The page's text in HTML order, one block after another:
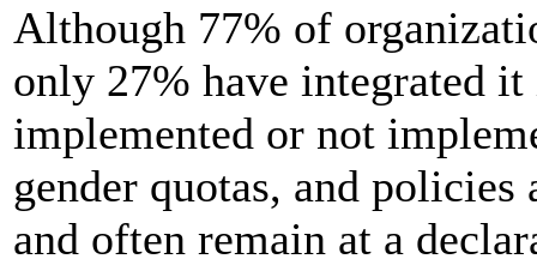
Although 77% of
only 27% have integrated
implemented or not
gender quotas, and
and often remain at a